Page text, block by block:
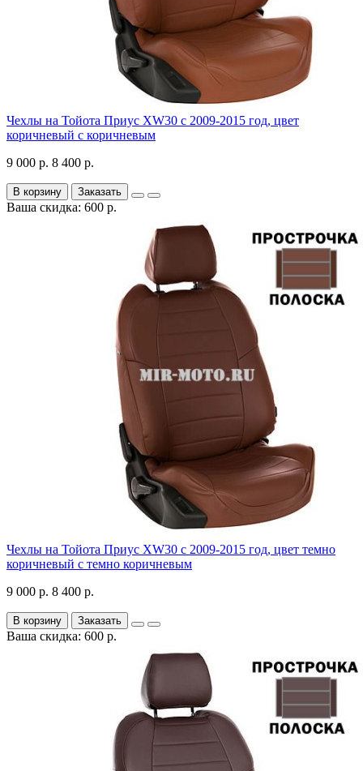
Чехлы на Тойота Приус XW30 с 2009-2015 год, цвет
коричневый с коричневым
9 000 р. 8 400 р.
В корзину Заказать
Ваша скидка: 600 р.
Чехлы на Тойота Приус XW30 с 2009-2015 год, цвет темно
коричневый с темно коричневым
9 000 р. 8 400 р.
В корзину Заказать
Ваша скидка: 600 р.